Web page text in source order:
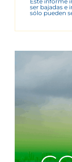
ser bajadas e
sólo pueden